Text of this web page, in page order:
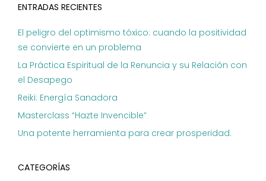
ENTRADAS RECIENTES
El peligro del optimismo tóxico: cuando la positividad
se convierte en un problema
La Práctica Espiritual de la Renuncia y su Relación con
el Desapego
Reiki: Energía Sanadora
Masterclass “Hazte Invencible”
Una potente herramienta para crear prosperidad.
CATEGORÍAS